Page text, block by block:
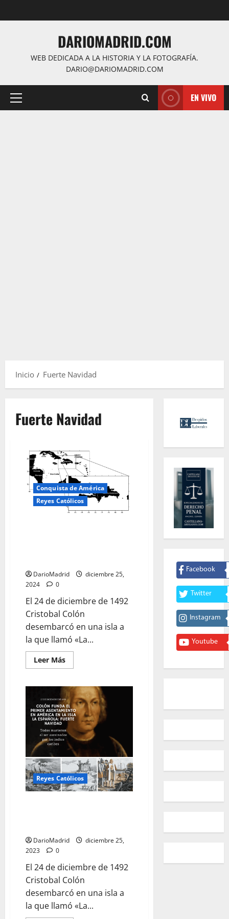
al
DARIOMADRID.COM
WEB DEDICADA A LA HISTORIA Y LA FOTOGRAFÍA.
DARIO@DARIOMADRID.COM
Menú
EN VIVO
Inicio Fuerte Navidad
Fuerte Navidad
Conquista de América
Reyes Católicos
DarioMadrid
diciembre 25,
2024
0
El 24 de diciembre de 1492
Cristobal Colón
desembarcó en una isla a
la que llamó «La...
Leer MásLeer
más
Colón
desembarca
en
«La
Española»
el
24
de
diciembre
de
1492
y
manda
construir
el
Reyes Católicos
DarioMadrid
diciembre 25,
2023
0
El 24 de diciembre de 1492
Cristobal Colón
desembarcó en una isla a
la que llamó «La...
Facebook
Twitter
Instagram
Youtube